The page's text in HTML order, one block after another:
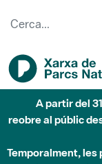
A partir del
reobre al públic
Temporalment, les